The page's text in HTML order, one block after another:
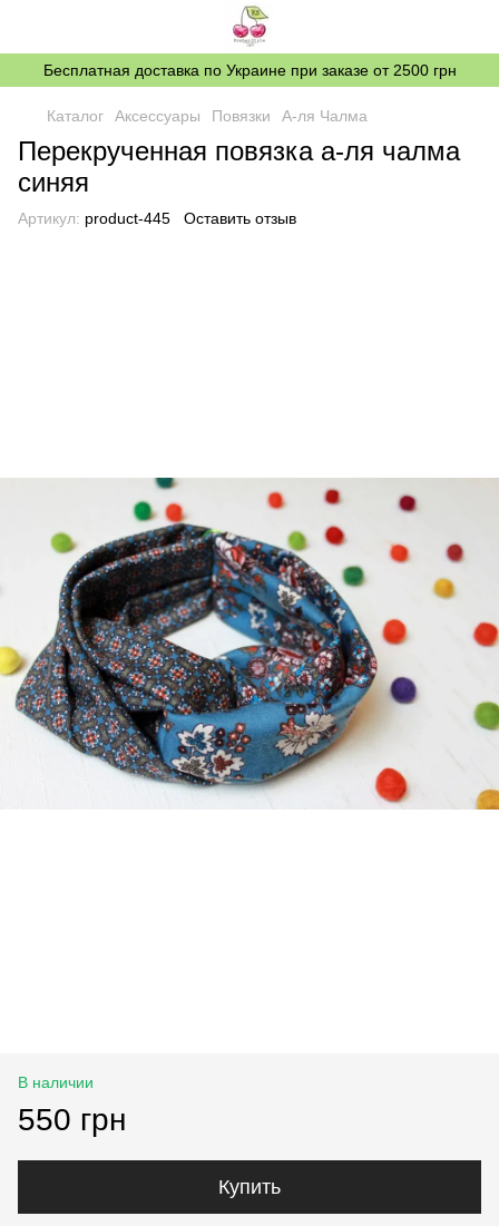
Бесплатная доставка по Украине при заказе от 2500 грн
Каталог Аксессуары Повязки А-ля Чалма
Перекрученная повязка а-ля чалма
синяя
Артикул: product-445 Оставить отзыв
В наличии
550 грн
Купить